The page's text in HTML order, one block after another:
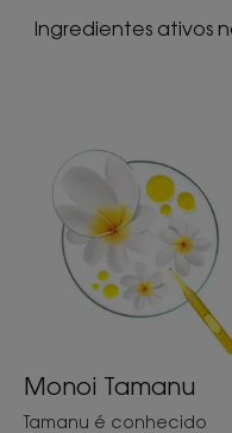
Ingredientes ativos
Monoi Tamanu
Tamanu é conhecido